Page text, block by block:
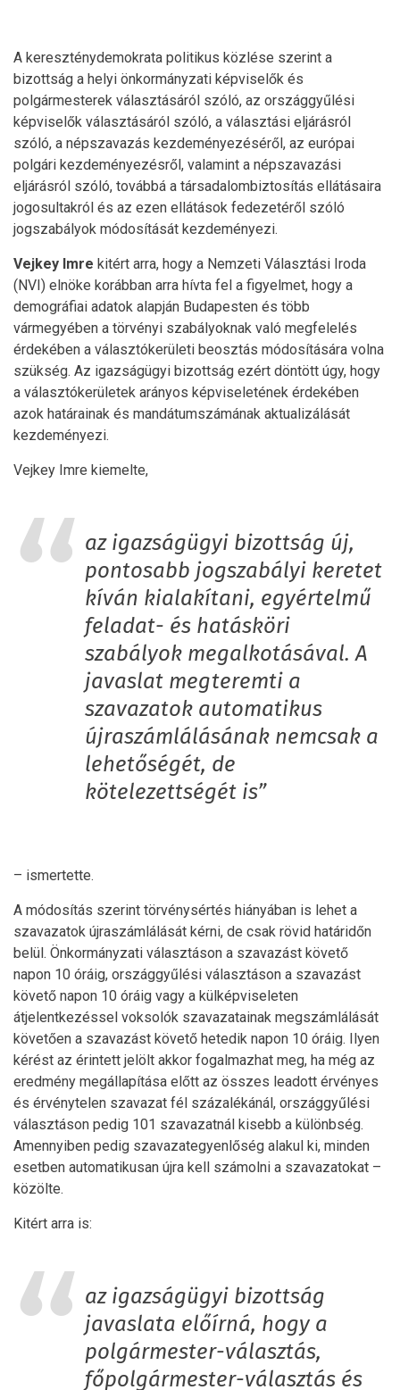
A kereszténydemokrata politikus közlése szerint a
bizottság a helyi önkormányzati képviselők és
polgármesterek választásáról szóló, az országgyűlési
képviselők választásáról szóló, a választási eljárásról
szóló, a népszavazás kezdeményezéséről, az európai
polgári kezdeményezésről, valamint a népszavazási
eljárásról szóló, továbbá a társadalombiztosítás ellátásaira
jogosultakról és az ezen ellátások fedezetéről szóló
jogszabályok módosítását kezdeményezi.
Vejkey Imre kitért arra, hogy a Nemzeti Választási Iroda
(NVI) elnöke korábban arra hívta fel a figyelmet, hogy a
demográfiai adatok alapján Budapesten és több
vármegyében a törvényi szabályoknak való megfelelés
érdekében a választókerületi beosztás módosítására volna
szükség. Az igazságügyi bizottság ezért döntött úgy, hogy
a választókerületek arányos képviseletének érdekében
azok határainak és mandátumszámának aktualizálását
kezdeményezi.
Vejkey Imre kiemelte,
az igazságügyi bizottság új,
pontosabb jogszabályi keretet
kíván kialakítani, egyértelmű
feladat- és hatásköri
szabályok megalkotásával. A
javaslat megteremti a
szavazatok automatikus
újraszámlálásának nemcsak a
lehetőségét, de
kötelezettségét is”
– ismertette.
A módosítás szerint törvénysértés hiányában is lehet a
szavazatok újraszámlálását kérni, de csak rövid határidőn
belül. Önkormányzati választáson a szavazást követő
napon 10 óráig, országgyűlési választáson a szavazást
követő napon 10 óráig vagy a külképviseleten
átjelentkezéssel voksolók szavazatainak megszámlálását
követően a szavazást követő hetedik napon 10 óráig. Ilyen
kérést az érintett jelölt akkor fogalmazhat meg, ha még az
eredmény megállapítása előtt az összes leadott érvényes
és érvénytelen szavazat fél százalékánál, országgyűlési
választáson pedig 101 szavazatnál kisebb a különbség.
Amennyiben pedig szavazategyenlőség alakul ki, minden
esetben automatikusan újra kell számolni a szavazatokat –
közölte.
Kitért arra is:
az igazságügyi bizottság
javaslata előírná, hogy a
polgármester-választás,
főpolgármester-választás és